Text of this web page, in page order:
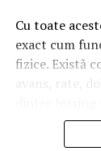
Și mai e ceva
linkuri
newsletter,
partener îl
tău, iar
Cu toate
exact cum
fizice. Există
avans, rate,
semnezi
mecanismul